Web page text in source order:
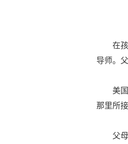
在孩
导师。
美国
那里所
父母